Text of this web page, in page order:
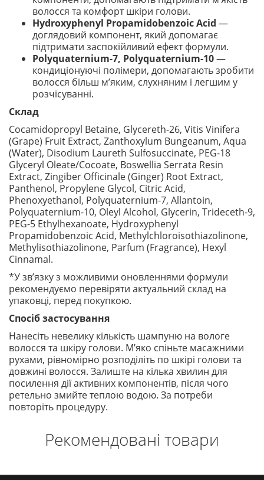
волосся та комфорт шкіри голови.
Hydroxyphenyl Propamidobenzoic Acid —
доглядовий компонент, який допомагає
підтримати заспокійливий ефект формули.
Polyquaternium-7, Polyquaternium-10—
кондиціонуючі полімери, допомагають зробити
волосся більш м’яким, слухняним і легшим у
розчісуванні.
Склад
Cocamidopropyl Betaine, Glycereth-26, Vitis Vinifera
(Grape) Fruit Extract, Zanthoxylum Bungeanum, Aqua
(Water), Disodium Laureth Sulfosuccinate, PEG-18
Glyceryl Oleate/Cocoate, Boswellia Serrata Resin
Extract, Zingiber Officinale (Ginger) Root Extract,
Panthenol, Propylene Glycol, Citric Acid,
Phenoxyethanol, Polyquaternium-7, Allantoin,
Polyquaternium-10, Oleyl Alcohol, Glycerin, Trideceth-9,
PEG-5 Ethylhexanoate, Hydroxyphenyl
Propamidobenzoic Acid, Methylchloroisothiazolinone,
Methylisothiazolinone, Parfum (Fragrance), Hexyl
Cinnamal.
*У зв’язку з можливими оновленнями формули
рекомендуємо перевіряти актуальний склад на
упаковці, перед покупкою.
Спосіб застосування
Нанесіть невелику кількість шампуню на вологе
волосся та шкіру голови. М’яко спіньте масажними
рухами, рівномірно розподіліть по шкірі голови та
довжині волосся. Залиште на кілька хвилин для
посилення дії активних компонентів, після чого
ретельно змийте теплою водою. За потреби
повторіть процедуру.
Рекомендовані товари